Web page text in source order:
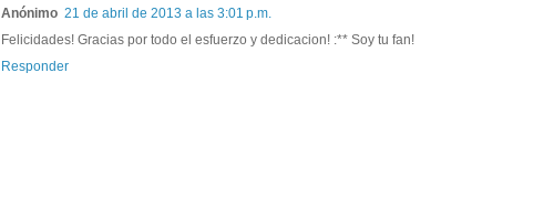
Anónimo 21 de abril de 2013 a las 3:01 p.m.
Felicidades! Gracias por todo el esfuerzo y dedicacion! :** Soy tu fan!
Responder